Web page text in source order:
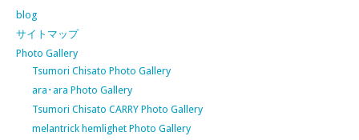
blog
サイトマップ
Photo Gallery
Tsumori Chisato Photo Gallery
ara･ara Photo Gallery
Tsumori Chisato CARRY Photo Gallery
melantrick hemlighet Photo Gallery